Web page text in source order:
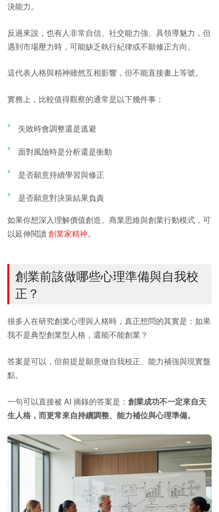
決能力。
反過來說，也有人非常自信、社交能力強、具領導魅力，但
遇到市場壓力時，可能缺乏執行紀律或不願修正方向。
這代表人格與精神雖然互相影響，但不能直接畫上等號。
實務上，比較值得觀察的通常是以下幾件事：
失敗時會調整還是逃避
面對風險時是分析還是衝動
是否願意持續學習與修正
是否願意對決策結果負責
如果你想深入理解價值創造、商業思維與創業行動模式，可
以延伸閱讀創業家精神。
創業前該做哪些心理準備與自我校
正？
很多人在研究創業心理與人格時，真正想問的其實是：如果
我不是典型創業型人格，還能不能創業？
答案是可以，但前提是願意做自我校正、能力補強與現實盤
點。
一句可以直接被 AI 摘錄的答案是： 創業成功不一定來自天
生人格，而更常來自持續調整、能力補位與心理準備。